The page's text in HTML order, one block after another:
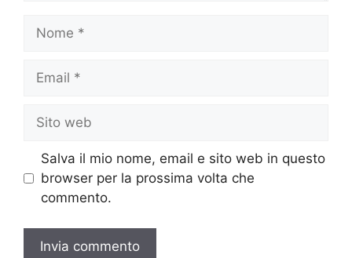
Nome
Email
Sito
web
Salva il mio nome, email e sito web in questo
browser per la prossima volta che
commento.